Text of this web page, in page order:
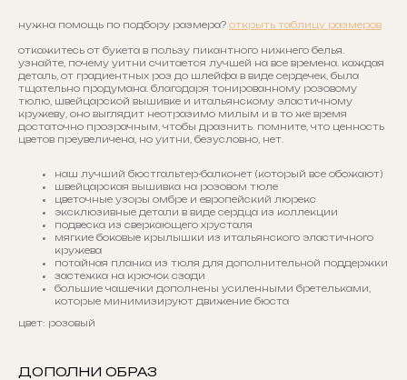
нужна помощь по подбору размера? открыть таблицу размеров
откажитесь от букета в пользу пикантного нижнего белья.
узнайте, почему уитни считается лучшей на все времена. каждая
деталь, от градиентных роз до шлейфа в виде сердечек, была
тщательно продумана. благодаря тонированному розовому
тюлю, швейцарской вышивке и итальянскому эластичному
кружеву, оно выглядит неотразимо милым и в то же время
достаточно прозрачным, чтобы дразнить. помните, что ценность
цветов преувеличена, но уитни, безусловно, нет.
наш лучший бюстгальтер-балконет (который все обожают)
швейцарская вышивка на розовом тюле
цветочные узоры омбре и европейский люрекс
эксклюзивные детали в виде сердца из коллекции
подвеска из сверкающего хрусталя
мягкие боковые крылышки из итальянского эластичного
кружева
потайная планка из тюля для дополнительной поддержки
застежка на крючок сзади
большие чашечки дополнены усиленными бретельками,
которые минимизируют движение бюста
цвет: розовый
ДОПОЛНИ ОБРАЗ